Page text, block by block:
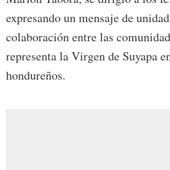
expresando un mensaje de
colaboración entre las
representa la Virgen de Suyapa
hondureños.